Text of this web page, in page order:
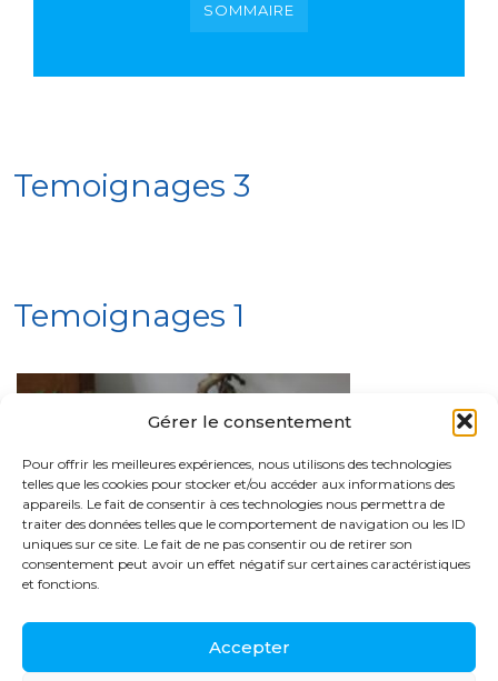
Gérer le consentement
Pour offrir les meilleures expériences, nous utilisons des technologies
telles que les cookies pour stocker et/ou accéder aux informations des
appareils. Le fait de consentir à ces technologies nous permettra de
traiter des données telles que le comportement de navigation ou les ID
uniques sur ce site. Le fait de ne pas consentir ou de retirer son
consentement peut avoir un effet négatif sur certaines caractéristiques
et fonctions.
Accepter
SOMMAIRE
Temoignages 3
Temoignages 1